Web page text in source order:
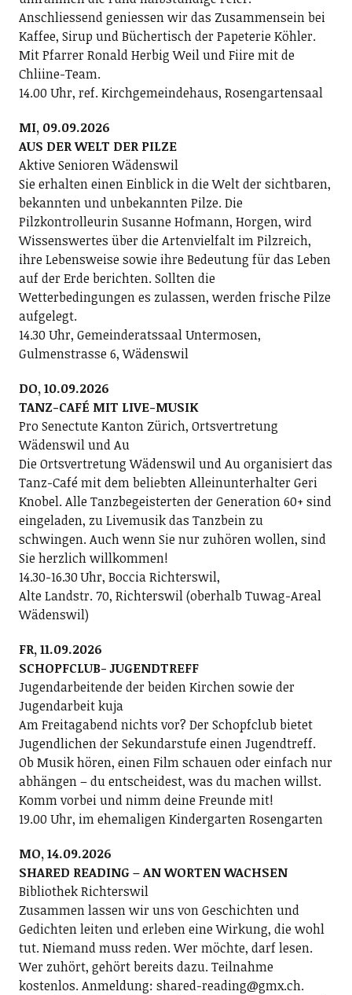
Anschliessend geniessen wir das Zusammensein bei
Kaffee, Sirup und Büchertisch der Papeterie Köhler.
Mit Pfarrer Ronald Herbig Weil und Fiire mit de
Chliine-Team.
14.00 Uhr, ref. Kirchgemeindehaus, Rosengartensaal
MI, 09.09.2026
AUS DER WELT DER PILZE
Aktive Senioren Wädenswil
Sie erhalten einen Einblick in die Welt der sichtbaren,
bekannten und unbekannten Pilze. Die
Pilzkontrolleurin Susanne Hofmann, Horgen, wird
Wissenswertes über die Artenvielfalt im Pilzreich,
ihre Lebensweise sowie ihre Bedeutung für das Leben
auf der Erde berichten. Sollten die
Wetterbedingungen es zulassen, werden frische Pilze
aufgelegt.
14.30 Uhr, Gemeinderatssaal Untermosen,
Gulmenstrasse 6, Wädenswil
DO, 10.09.2026
TANZ-CAFÉ MIT LIVE-MUSIK
Pro Senectute Kanton Zürich, Ortsvertretung
Wädenswil und Au
Die Ortsvertretung Wädenswil und Au organisiert das
Tanz-Café mit dem beliebten Alleinunterhalter Geri
Knobel. Alle Tanzbegeisterten der Generation 60+ sind
eingeladen, zu Livemusik das Tanzbein zu
schwingen. Auch wenn Sie nur zuhören wollen, sind
Sie herzlich willkommen!
14.30-16.30 Uhr, Boccia Richterswil,
Alte Landstr. 70, Richterswil (oberhalb Tuwag-Areal
Wädenswil)
FR, 11.09.2026
SCHOPFCLUB- JUGENDTREFF
Jugendarbeitende der beiden Kirchen sowie der
Jugendarbeit kuja
Am Freitagabend nichts vor? Der Schopfclub bietet
Jugendlichen der Sekundarstufe einen Jugendtreff.
Ob Musik hören, einen Film schauen oder einfach nur
abhängen – du entscheidest, was du machen willst.
Komm vorbei und nimm deine Freunde mit!
19.00 Uhr, im ehemaligen Kindergarten Rosengarten
MO, 14.09.2026
SHARED READING – AN WORTEN WACHSEN
Bibliothek Richterswil
Zusammen lassen wir uns von Geschichten und
Gedichten leiten und erleben eine Wirkung, die wohl
tut. Niemand muss reden. Wer möchte, darf lesen.
Wer zuhört, gehört bereits dazu. Teilnahme
kostenlos. Anmeldung: shared-reading@gmx.ch.